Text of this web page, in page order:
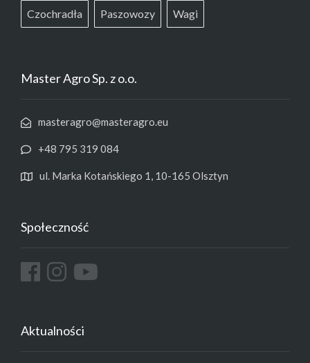
Czochradła Paszowozy Wagi
Master Agro Sp. z o.o.
masteragro@masteragro.eu
+48 795 319 084
ul. Marka Kotańskiego 1, 10-165 Olsztyn
Społeczność
Aktualności